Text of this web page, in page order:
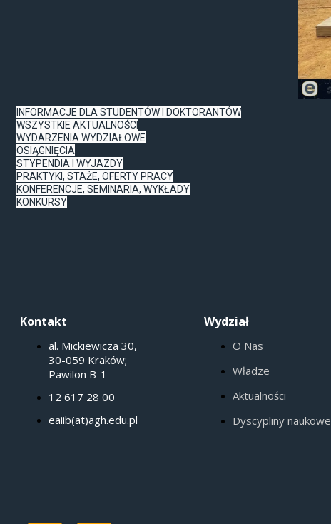
INFORMACJE DLA STUDENTÓW I DOKTORANTÓW
WSZYSTKIE AKTUALNOŚCI
WYDARZENIA WYDZIAŁOWE
OSIĄGNIĘCIA
STYPENDIA I WYJAZDY
PRAKTYKI, STAŻE, OFERTY PRACY
KONFERENCJE, SEMINARIA, WYKŁADY
KONKURSY
Kontakt
al. Mickiewicza 30,
30-059 Kraków;
Pawilon B-1
12 617 28 00
eaiib(at)agh.edu.pl
Wydział
O Nas
Władze
Aktualności
Dyscypliny naukowe